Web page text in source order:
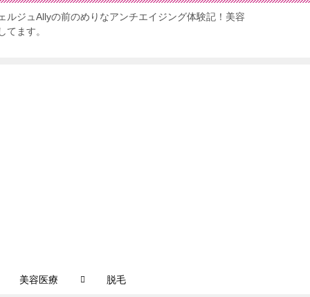
ルジュAllyの前のめりなアンチエイジング体験記！美容
てます。
美容医療 脱毛